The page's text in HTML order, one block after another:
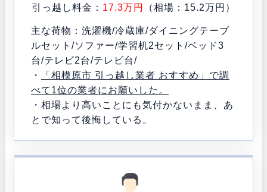
引っ越し料金： 17.3万円 （相場：15.2万円）
主な荷物：洗濯機/冷蔵庫/ダイニングテーブ
ルセット/ソファー/学習机2セット/ベッド3
台/テレビ2台/テレビ台/
・
「相模原市 引っ越し業者 おすすめ」で調
べて1位の業者にお願いした。
・相場より高いことにも気付かないまま、あ
とで知って後悔している。